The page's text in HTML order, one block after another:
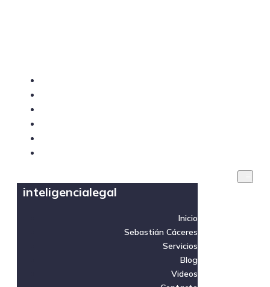
inteligencialegal
Inicio
Sebastián Cáceres
Servicios
Blog
Videos